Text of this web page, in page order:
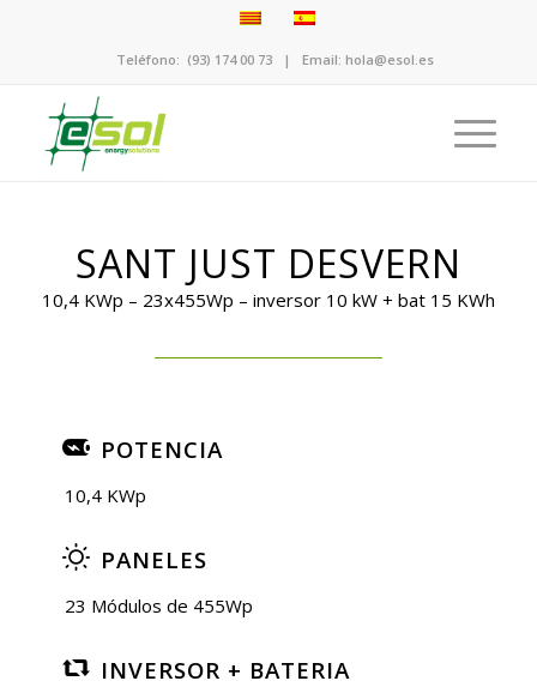
Teléfono: (93) 174 00 73 | Email:hola@esol.es
SANT JUST DESVERN
10,4 KWp – 23x455Wp – inversor 10 kW + bat 15 KWh
POTENCIA
10,4 KWp
PANELES
23 Módulos de 455Wp
INVERSOR + BATERIA